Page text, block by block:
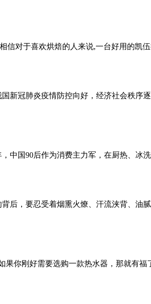
信对于喜欢烘焙的人来说,一台好用的凯
新冠肺炎疫情防控向好，经济社会秩
中国90后作为消费主力军，在厨热、
后，要忍受着烟熏火燎、汗流浃背、油
你刚好需要选购一款热水器，那就有